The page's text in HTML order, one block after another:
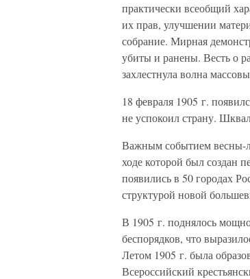
практически всеобщий
их прав, улучшении
собрание. Мирная
убиты и ранены. Весть о
захлестнула волна
18 февраля 1905 г.
не успокоил страну.
Важным событием весны-
ходе которой был создан
появились в 50 городах
структурой новой
В 1905 г. поднялось
беспорядков, что
Летом 1905 г. была
Всероссийский